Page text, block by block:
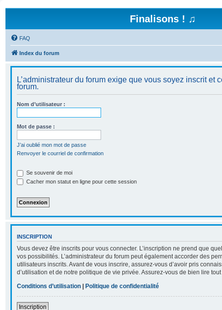
Finalisons ! ♫
FAQ
Index du forum
L’administrateur du forum exige que vous soyez inscrit et
forum.
Nom d’utilisateur :
Mot de passe :
J’ai oublié mon mot de passe
Renvoyer le courriel de confirmation
Se souvenir de moi
Cacher mon statut en ligne pour cette session
INSCRIPTION
Vous devez être inscrits pour vous connecter. L’inscription ne prend que
vos possibilités. L’administrateur du forum peut également accorder des
utilisateurs inscrits. Avant de vous inscrire, assurez-vous d’avoir pris
d’utilisation et de notre politique de vie privée. Assurez-vous de bien lire
Conditions d’utilisation | Politique de confidentialité
Inscription